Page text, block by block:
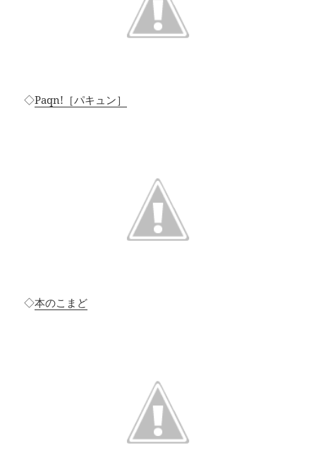
◇Paqn!［パキュン］
◇本のこまど